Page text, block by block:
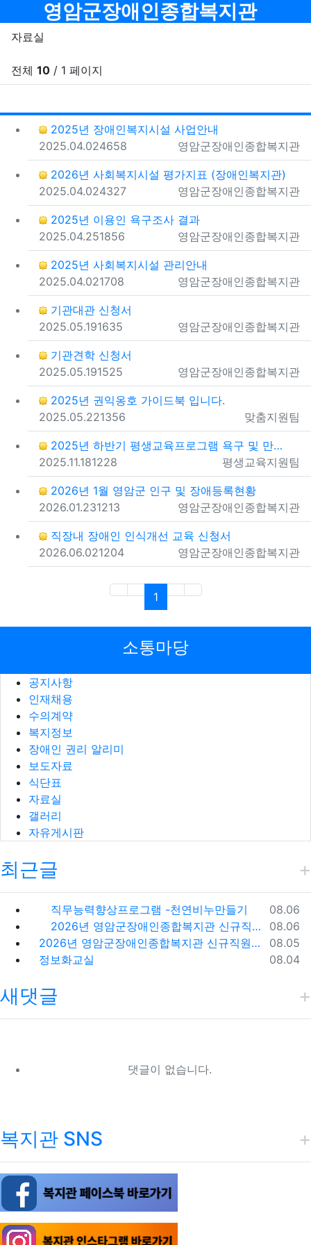
메뉴영암군장애인종합복지관
자료실
전체 10 / 1 페이지
2025년 장애인복지시설 사업안내
등록자
영암군장애인종합복지관
등록일
2025.04.02조회
4658
2026년 사회복지시설 평가지표 (장애인복지관)
등록자
영암군장애인종합복지관
등록일
2025.04.02조회
4327
2025년 이용인 욕구조사 결과
등록자
영암군장애인종합복지관
등록일
2025.04.25조회
1856
2025년 사회복지시설 관리안내
등록자
영암군장애인종합복지관
등록일
2025.04.02조회
1708
기관대관 신청서
등록자
영암군장애인종합복지관
등록일
2025.05.19조회
1635
기관견학 신청서
등록자
영암군장애인종합복지관
등록일
2025.05.19조회
1525
2025년 권익옹호 가이드북 입니다.
등록자
맞춤지원팀
등록일
2025.05.22조회
1356
2025년 하반기 평생교육프로그램 욕구 및 만족도 조사…
등록자
평생교육지원팀
등록일
2025.11.18조회
1228
2026년 1월 영암군 인구 및 장애등록현황
등록자
영암군장애인종합복지관
등록일
2026.01.23조회
1213
직장내 장애인 인식개선 교육 신청서
등록자
영암군장애인종합복지관
등록일
2026.06.02조회
1204
1(current)
소통마당
공지사항
인재채용
수의계약
복지정보
장애인 권리 알리미
보도자료
식단표
자료실
갤러리
자유게시판
최근글
등록일
08.06
직무능력향상프로그램 -천연비누만들기
등록일
08.06
2026년 영암군장애인종합복지관 신규직원(팀원) 채용 재공고
등록일
08.05
2026년 영암군장애인종합복지관 신규직원(팀원) 채용 재공고 결과
등록일
08.04
정보화교실
새댓글
댓글이 없습니다.
복지관 SNS